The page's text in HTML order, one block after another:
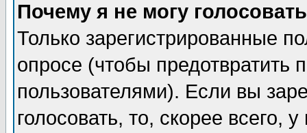
Почему я не могу
Только зарегистрированные
опросе (чтобы предотвратить
пользователями). Если вы
голосовать, то, скорее всего,